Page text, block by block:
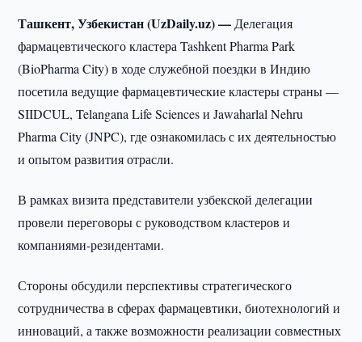
Ташкент, Узбекистан (UzDaily.uz) —Делегация
фармацевтического кластера Tashkent Pharma Park
(BioPharma City) в ходе служебной поездки в Индию
посетила ведущие фармацевтические кластеры страны —
SIIDCUL, Telangana Life Sciences и Jawaharlal Nehru
Pharma City (JNPC), где ознакомилась с их деятельностью
и опытом развития отрасли.
В рамках визита представители узбекской делегации
провели переговоры с руководством кластеров и
компаниями-резидентами.
Стороны обсудили перспективы стратегического
сотрудничества в сферах фармацевтики, биотехнологий и
инноваций, а также возможности реализации совместных